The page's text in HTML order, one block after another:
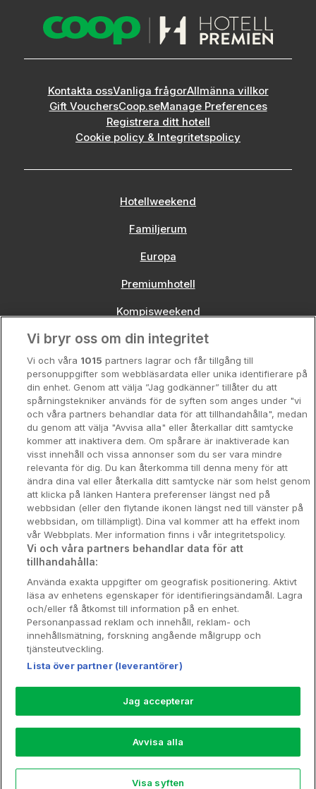
Kontakta ossVanliga frågorAllmänna villkor
Gift VouchersCoop.seManage Preferences
Registrera ditt hotell
Cookie policy & Integritetspolicy
Hotellweekend
Familjerum
Europa
Premiumhotell
Kompisweekend
Storstadsweekend
Hotellrum under 995 kr
Spahotell
Sydsverige
Om Hotellpremien
Nya hotell
Stadsweekend
Booking Enquiries:
Hotellsupport:scandinavian@digibreaks.com
Hotellpremien.se av en del av Coop
Sverige. Coop Sverige 171 88 Solna,
Telefon: 010-742 00 00, Org.nr: 556710-
Läs mer om Coops Partnererbjudande:
www.coop.se/medlem/partnererbjudande
Vi bryr oss om din integritet
Vi och våra 1015 partners lagrar och får tillgång till
personuppgifter som webbläsardata eller unika identifierare på
din enhet. Genom att välja ”Jag godkänner” tillåter du att
spårningstekniker används för de syften som anges under "vi
och våra partners behandlar data för att tillhandahålla", medan
du genom att välja "Avvisa alla" eller återkallar ditt samtycke
kommer att inaktivera dem. Om spårare är inaktiverade kan
visst innehåll och vissa annonser som du ser vara mindre
relevanta för dig. Du kan återkomma till denna meny för att
ändra dina val eller återkalla ditt samtycke när som helst genom
att klicka på länken Hantera preferenser längst ned på
webbsidan (eller den flytande ikonen längst ned till vänster på
webbsidan, om tillämpligt). Dina val kommer att ha effekt inom
vår Webbplats. Mer information finns i vår integritetspolicy.
Vi och våra partners behandlar data för att
tillhandahålla:
Använda exakta uppgifter om geografisk positionering. Aktivt
läsa av enhetens egenskaper för identifieringsändamål. Lagra
och/eller få åtkomst till information på en enhet.
Personanpassad reklam och innehåll, reklam- och
innehållsmätning, forskning angående målgrupp och
tjänsteutveckling.
Lista över partner (leverantörer)
Jag accepterar
Avvisa alla
Visa syften